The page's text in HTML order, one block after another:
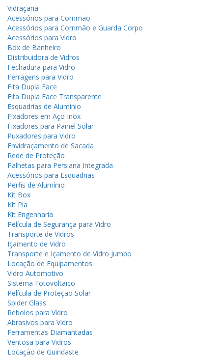
Vidraçaria
Acessórios para Corrimão
Acessórios para Corrimão e Guarda Corpo
Acessórios para Vidro
Box de Banheiro
Distribuidora de Vidros
Fechadura para Vidro
Ferragens para Vidro
Fita Dupla Face
Fita Dupla Face Transparente
Esquadrias de Alumínio
Fixadores em Aço Inox
Fixadores para Painel Solar
Puxadores para Vidro
Envidraçamento de Sacada
Rede de Proteção
Palhetas para Persiana Integrada
Acessórios para Esquadrias
Perfis de Alumínio
Kit Box
Kit Pia
Kit Engenharia
Película de Segurança para Vidro
Transporte de Vidros
Içamento de Vidro
Transporte e Içamento de Vidro Jumbo
Locação de Equipamentos
Vidro Automotivo
Sistema Fotovoltaico
Película de Proteção Solar
Spider Glass
Rebolos para Vidro
Abrasivos para Vidro
Ferramentas Diamantadas
Ventosa para Vidros
Locação de Guindaste